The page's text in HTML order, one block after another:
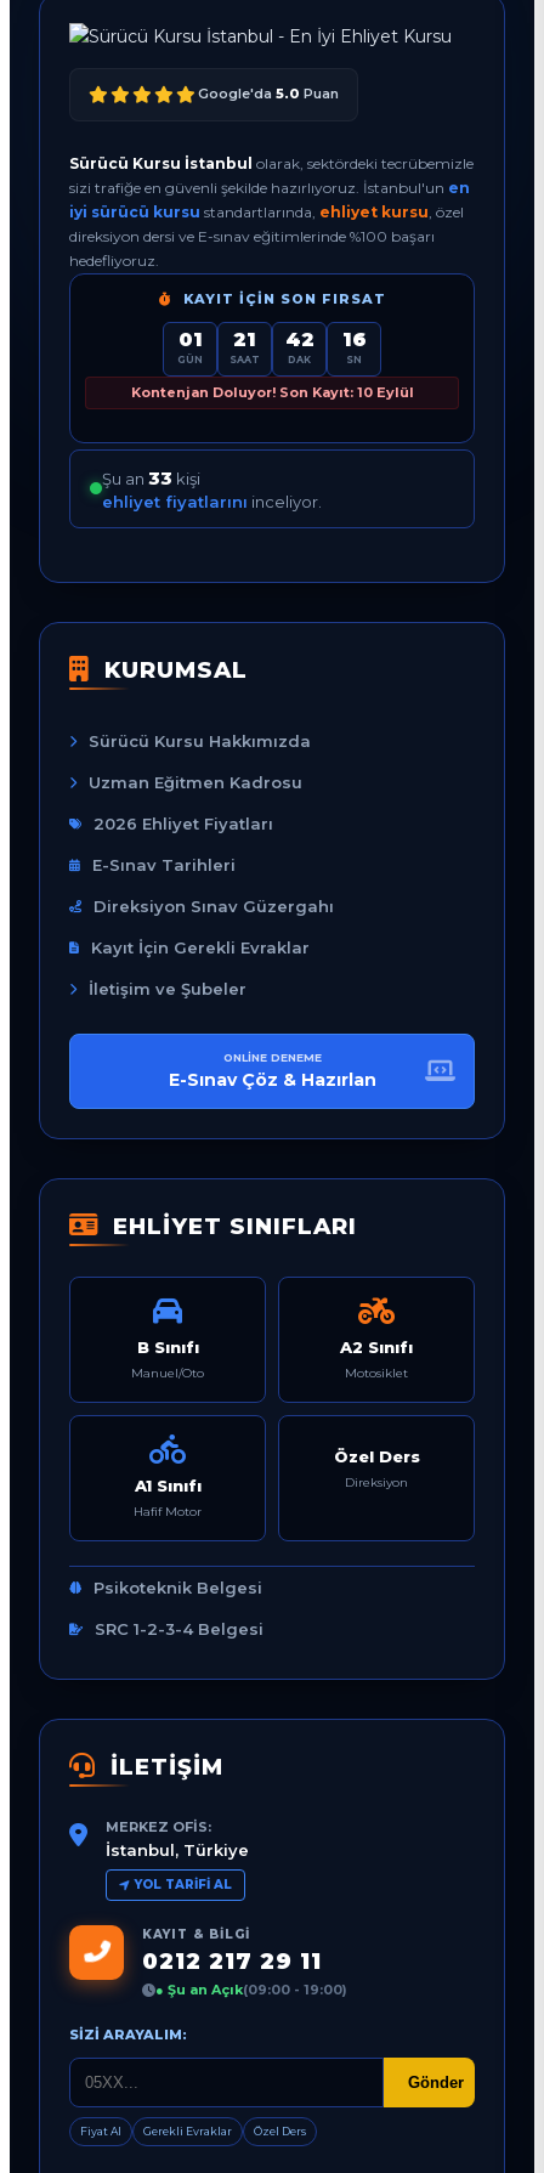
Google'da 5.0 Puan
Sürücü Kursu İstanbul olarak, sektördeki tecrübemizle
sizi trafiğe en güvenli şekilde hazırlıyoruz. İstanbul'un en
iyi sürücü kursu standartlarında, ehliyet kursu , özel
direksiyon dersi ve E-sınav eğitimlerinde %100 başarı
hedefliyoruz.
KAYIT İÇIN SON FIRSAT
01
GÜN
21
SAAT
42
DAK
15
SN
Kontenjan Doluyor! Son Kayıt: 10 Eylül
Şu an 33 kişi
ehliyet fiyatlarını inceliyor.
KURUMSAL
Sürücü Kursu Hakkımızda
Uzman Eğitmen Kadrosu
2026 Ehliyet Fiyatları
E-Sınav Tarihleri
Direksiyon Sınav Güzergahı
Kayıt İçin Gerekli Evraklar
İletişim ve Şubeler
ONLINE DENEME
E-Sınav Çöz & Hazırlan
EHLİYET SINIFLARI
B Sınıfı
Manuel/Oto
A2 Sınıfı
Motosiklet
A1 Sınıfı
Hafif Motor
Özel Ders
Direksiyon
Psikoteknik Belgesi
SRC 1-2-3-4 Belgesi
İLETİŞİM
MERKEZ OFIS:
İstanbul, Türkiye
YOL TARIFI AL
KAYIT & BILGI
0212 217 29 11
● Şu an Açık(09:00 - 19:00)
SIZI ARAYALIM:
Gönder
Fiyat Al Gerekli Evraklar Özel Ders